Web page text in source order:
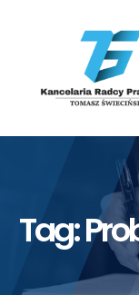
Tag: